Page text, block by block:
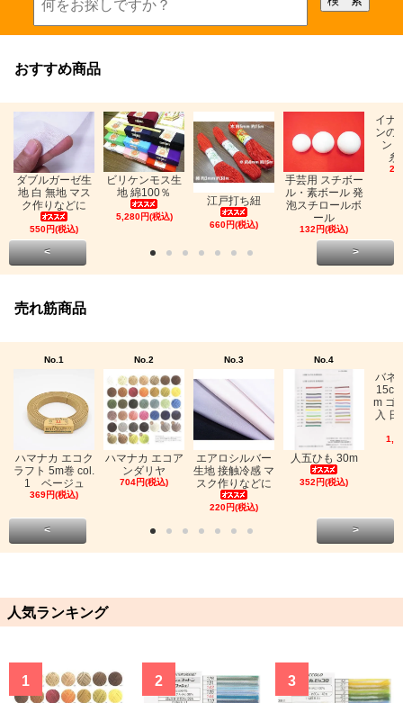
おすすめ商品
ダブルガーゼ生
地 白 無地 マス
ク作りなどに
550円(税込)
ビリケンモス生
地 綿100％
5,280円(税込)
江戸打ち紐
660円(税込)
手芸用 スチボー
ル・素ボール 発
泡スチロールボ
ール
132円(税込)
イナ
ンの
ン
糸
< >
売れ筋商品
No.1
ハマナカ エコク
ラフト 5m巻 col.
1 ベージュ
369円(税込)
No.2
ハマナカ エコア
ンダリヤ
704円(税込)
No.3
エアロシルバー
生地 接触冷感 マ
スク作りなどに
220円(税込)
No.4
人五ひも 30m
352円(税込)
バネ
m ゴ
入
< >
人気ランキング
1 2 3